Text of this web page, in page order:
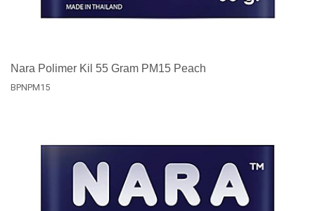
Nara Polimer Kil 55 Gram PM15 Peach
BPNPM15